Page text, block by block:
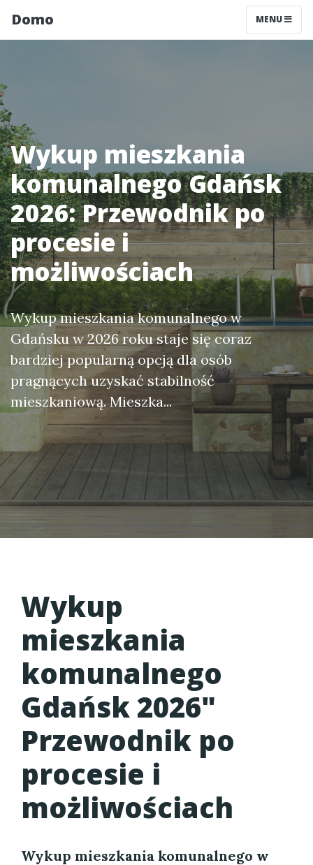
Domo MENU
Wykup mieszkania
komunalnego Gdańsk
2026: Przewodnik po
procesie i
możliwościach
Wykup mieszkania komunalnego w
Gdańsku w 2026 roku staje się coraz
bardziej popularną opcją dla osób
pragnących uzyskać stabilność
mieszkaniową. Mieszka...
Wykup
mieszkania
komunalnego
Gdańsk 2026"
Przewodnik po
procesie i
możliwościach
Wykup mieszkania komunalnego w